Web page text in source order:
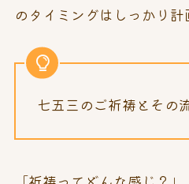
のタイミングはしっかり計
七五三のご祈祷とその